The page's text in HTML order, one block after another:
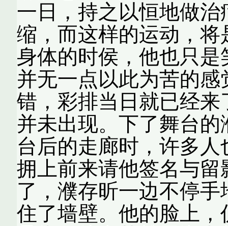
一日，持之以恒地做
缩，而这样的运动，
身体的时侯，他也只
并无一点以此为苦的
错，彩排当日就已经
并未出现。下了舞台
台后的走廊时，许多
拥上前来请他签名与
了，濮存昕一边不停
住了墙壁。他的脸上